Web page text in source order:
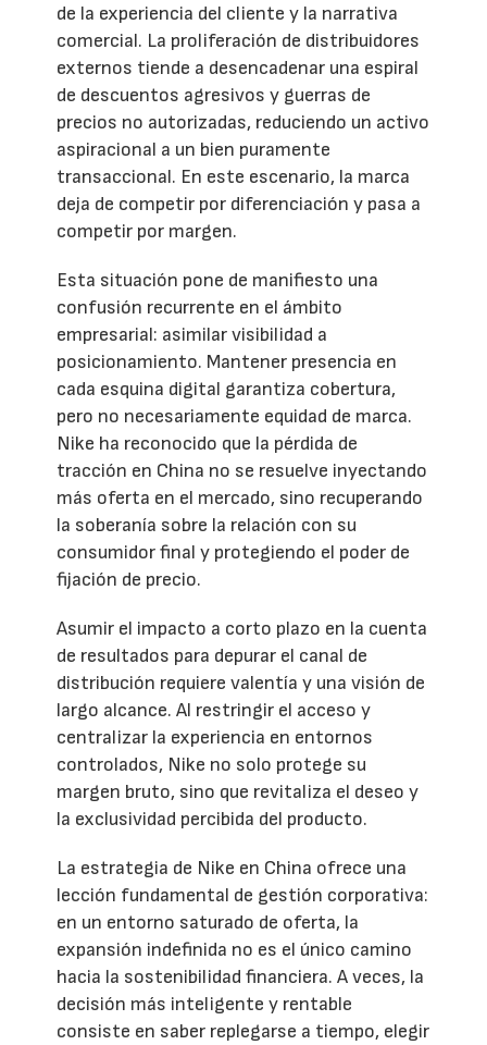
de la experiencia del cliente y la narrativa
comercial. La proliferación de distribuidores
externos tiende a desencadenar una espiral
de descuentos agresivos y guerras de
precios no autorizadas, reduciendo un activo
aspiracional a un bien puramente
transaccional. En este escenario, la marca
deja de competir por diferenciación y pasa a
competir por margen.
Esta situación pone de manifiesto una
confusión recurrente en el ámbito
empresarial: asimilar visibilidad a
posicionamiento. Mantener presencia en
cada esquina digital garantiza cobertura,
pero no necesariamente equidad de marca.
Nike ha reconocido que la pérdida de
tracción en China no se resuelve inyectando
más oferta en el mercado, sino recuperando
la soberanía sobre la relación con su
consumidor final y protegiendo el poder de
fijación de precio.
Asumir el impacto a corto plazo en la cuenta
de resultados para depurar el canal de
distribución requiere valentía y una visión de
largo alcance. Al restringir el acceso y
centralizar la experiencia en entornos
controlados, Nike no solo protege su
margen bruto, sino que revitaliza el deseo y
la exclusividad percibida del producto.
La estrategia de Nike en China ofrece una
lección fundamental de gestión corporativa:
en un entorno saturado de oferta, la
expansión indefinida no es el único camino
hacia la sostenibilidad financiera. A veces, la
decisión más inteligente y rentable
consiste en saber replegarse a tiempo, elegir